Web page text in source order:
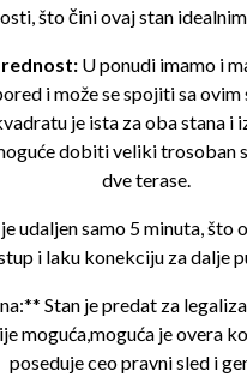
što čini ovaj stan
U ponudi imamo i
i može se spojiti sa
je ista za oba stana i
dobiti veliki trosoban
dve terase.
udaljen samo 5 minuta, što
i laku konekciju za dalje
Stan je predat za
moguća,moguća je overa
poseduje ceo pravni sled i